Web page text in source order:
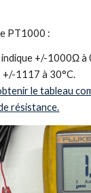
PT1000 :
+/-1000Ω à
1117 à 30°C.
le tableau
résistance.